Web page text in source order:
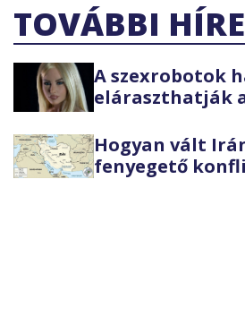
TOVÁBBI
A szexrobotok
eláraszthatják
Hogyan vált
fenyegető